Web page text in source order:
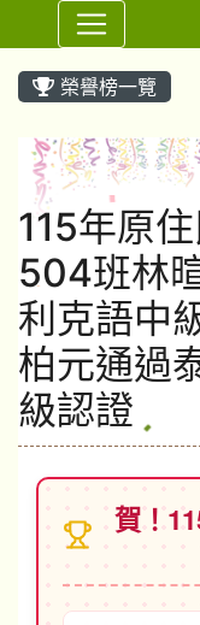
榮譽榜一覽
115年原
504班林
利克語中
柏元通過
級認證
賀！